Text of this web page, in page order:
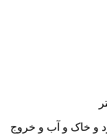
و خاک و آب و خروج